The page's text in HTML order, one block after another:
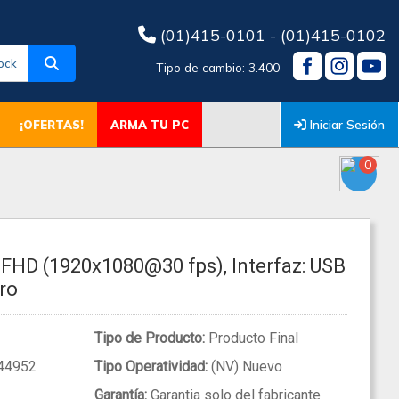
(01)415-0101 - (01)415-0102
Tipo de cambio: 3.400
¡OFERTAS! ARMA TU PC Iniciar Sesión
0
(1920x1080@30 fps), Interfaz: USB
Tipo de Producto:Producto Final
Tipo Operatividad:(NV) Nuevo
Garantía:Garantia solo del fabricante